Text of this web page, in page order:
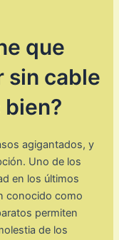
que
sin cable
agigantados, y
Uno de los
en los últimos
conocido como
permiten
de los